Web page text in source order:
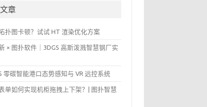
章
扑图卡顿？试试 HT 渲染优化方案
× 图扑软件｜3DGS 高斯泼溅智慧钢厂实
零碳智能港口态势感知与 VR 远控系统
单如何实现机柜拖拽上下架？| 图扑智慧